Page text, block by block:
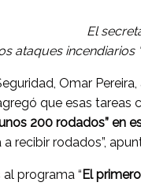
El
ataques incendiarios
Omar
que esas tareas
200 rodados” en
recibir rodados”,
programa “El